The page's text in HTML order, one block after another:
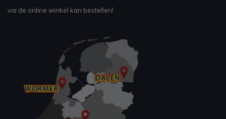
via de online winkel kan bestellen!